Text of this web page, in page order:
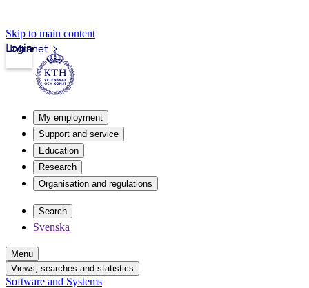
Skip to main content
Intranet
Login
My employment
Support and service
Education
Research
Organisation and regulations
Search
Svenska
Menu
Views, searches and statistics
Software and Systems